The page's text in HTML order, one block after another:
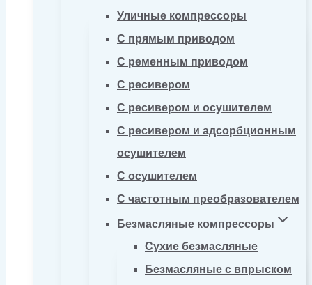
Уличные компрессоры
С прямым приводом
С ременным приводом
С ресивером
С ресивером и осушителем
С ресивером и адсорбционным
осушителем
С осушителем
С частотным преобразователем
Безмасляные компрессоры
Сухие безмасляные
Безмасляные с впрыском